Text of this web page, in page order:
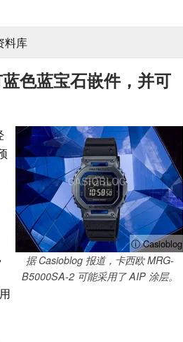
料库
色蓝宝石嵌件，并可
ⓘ Casioblog
据 Casioblog 报道，卡西欧 MRG-
B5000SA-2 可能采用了 AIP 涂层。